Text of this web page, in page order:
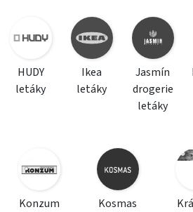
HUDY
letáky
Ikea
letáky
Jasmín
drogerie
letáky
Konzum
Kosmas